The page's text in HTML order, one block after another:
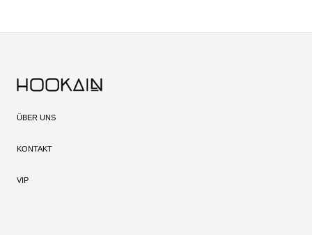
ÜBER UNS
KONTAKT
VIP